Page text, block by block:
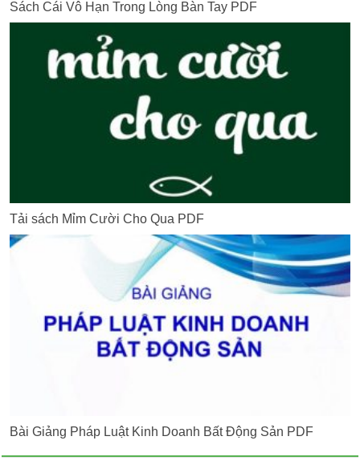
Sách Cái Vô Hạn Trong Lòng Bàn Tay PDF
Tải sách Mỉm Cười Cho Qua PDF
Bài Giảng Pháp Luật Kinh Doanh Bất Động Sản PDF